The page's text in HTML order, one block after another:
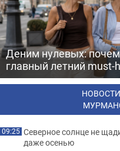
Деним нулевых:
главный летний must-
09:25 Северное солнце не
даже осенью